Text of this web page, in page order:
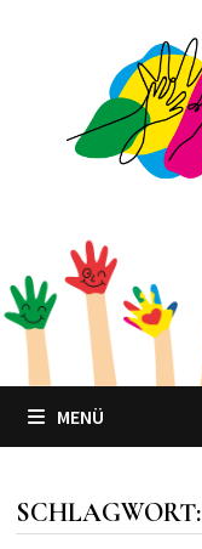
MENÜ
SCHLAGWORT: